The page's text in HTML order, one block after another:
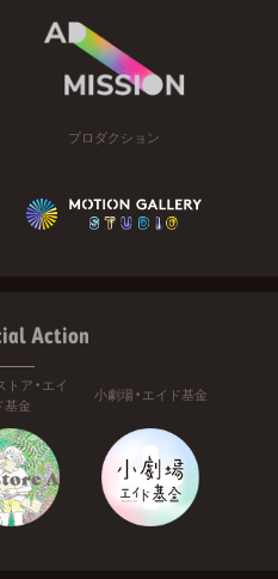
プロダクション
Action
トア・エイ
基金
小劇場・エイド基金